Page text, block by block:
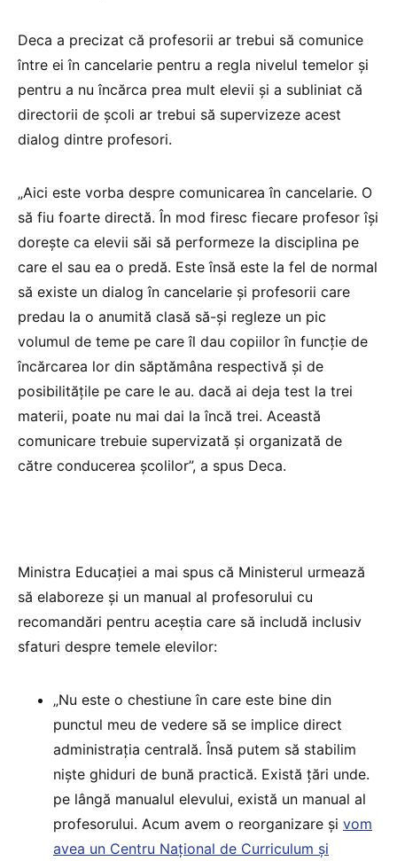
Deca a precizat că profesorii ar trebui să comunice
între ei în cancelarie pentru a regla nivelul temelor și
pentru a nu încărca prea mult elevii și a subliniat că
directorii de școli ar trebui să supervizeze acest
dialog dintre profesori.
„Aici este vorba despre comunicarea în cancelarie. O
să fiu foarte directă. În mod firesc fiecare profesor își
dorește ca elevii săi să performeze la disciplina pe
care el sau ea o predă. Este însă este la fel de normal
să existe un dialog în cancelarie și profesorii care
predau la o anumită clasă să-și regleze un pic
volumul de teme pe care îl dau copiilor în funcție de
încărcarea lor din săptămâna respectivă și de
posibilitățile pe care le au. dacă ai deja test la trei
materii, poate nu mai dai la încă trei. Această
comunicare trebuie supervizată și organizată de
către conducerea școlilor”, a spus Deca.
Ministra Educației a mai spus că Ministerul urmează
să elaboreze și un manual al profesorului cu
recomandări pentru aceștia care să includă inclusiv
sfaturi despre temele elevilor:
„Nu este o chestiune în care este bine din
punctul meu de vedere să se implice direct
administrația centrală. Însă putem să stabilim
niște ghiduri de bună practică. Există țări unde.
pe lângă manualul elevului, există un manual al
profesorului. Acum avem o reorganizare și vom
avea un Centru Național de Curriculum și